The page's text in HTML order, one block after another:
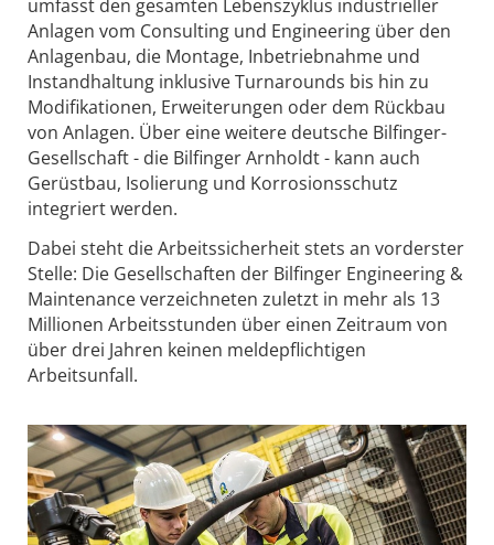
umfasst den gesamten Lebenszyklus industrieller
Anlagen vom Consulting und Engineering über den
Anlagenbau, die Montage, Inbetriebnahme und
Instandhaltung inklusive Turnarounds bis hin zu
Modifikationen, Erweiterungen oder dem Rückbau
von Anlagen. Über eine weitere deutsche Bilfinger-
Gesellschaft - die Bilfinger Arnholdt - kann auch
Gerüstbau, Isolierung und Korrosionsschutz
integriert werden.
Dabei steht die Arbeitssicherheit stets an vorderster
Stelle: Die Gesellschaften der Bilfinger Engineering &
Maintenance verzeichneten zuletzt in mehr als 13
Millionen Arbeitsstunden über einen Zeitraum von
über drei Jahren keinen meldepflichtigen
Arbeitsunfall.